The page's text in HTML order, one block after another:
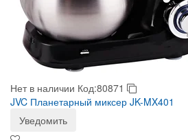
Нет в наличии Код:80871
JVC Планетарный миксер JK-MX401
Уведомить